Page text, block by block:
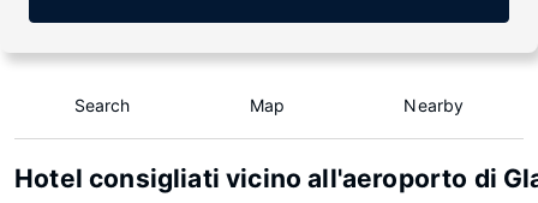
Search Map Nearby
Hotel consigliati vicino all'aeroporto di